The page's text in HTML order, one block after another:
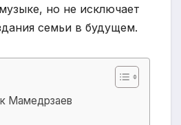
но не исключает
семьи в будущем.
Мамедрзаев